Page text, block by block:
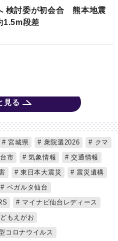
検討委が初会合 熊本地震
1.5m段差
見る
宮城県 衆院選2026
クマ
市 気象情報
交通情報
東日本大震災
震災遺構
ベガルタ仙台
マイナビ仙台レディース
もえがお
コロナウイルス